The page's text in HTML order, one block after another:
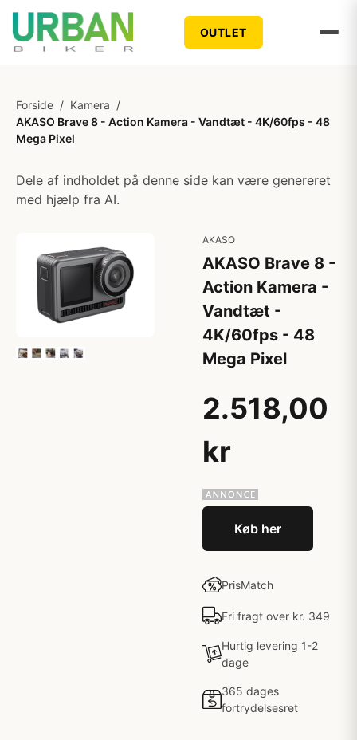
OUTLET
Forside / Kamera /
AKASO Brave 8 - Action Kamera - Vandtæt - 4K/60fps - 48
Mega Pixel
Dele af indholdet på denne side kan være genereret
med hjælp fra AI.
AKASO
AKASO Brave 8 -
Action Kamera -
Vandtæt -
4K/60fps - 48
Mega Pixel
2.518,00
kr
Køb her
PrisMatch
Fri fragt over kr. 349
Hurtig levering 1-2
dage
365 dages
fortrydelsesret